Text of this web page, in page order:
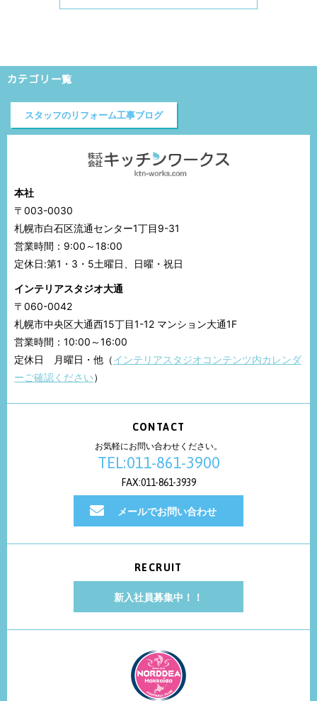
カテゴリ一覧
スタッフのリフォーム工事ブログ
本社
〒003-0030
札幌市白石区流通センター1丁目9-31
営業時間：9:00～18:00
定休日:第1・3・5土曜日、日曜・祝日
インテリアスタジオ大通
〒060-0042
札幌市中央区大通西15丁目1-12 マンション大通1F
営業時間：10:00～16:00
定休日 月曜日・他（インテリアスタジオコンテンツ内カレンダ
ーご確認ください）
CONTACT
お気軽にお問い合わせください。
TEL:011-861-3900
FAX:011-861-3939
メールでお問い合わせ
RECRUIT
新入社員募集中！！